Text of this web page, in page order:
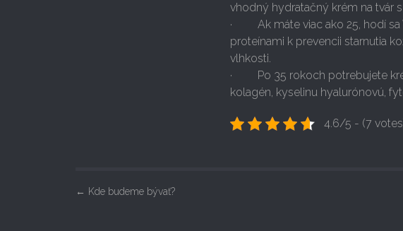
vhodný hydratačný krém na tvár
· Ak máte viac ako 25, hodí sa
proteínami k prevencii starnutia
vlhkosti.
· Po 35 rokoch potrebujete
kolagén, kyselinu hyalurónovú,
4.6/5 - (7
P
← Kde budeme bývať?